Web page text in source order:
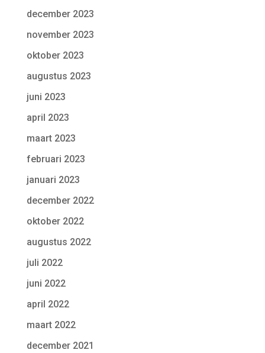
december 2023
november 2023
oktober 2023
augustus 2023
juni 2023
april 2023
maart 2023
februari 2023
januari 2023
december 2022
oktober 2022
augustus 2022
juli 2022
juni 2022
april 2022
maart 2022
december 2021